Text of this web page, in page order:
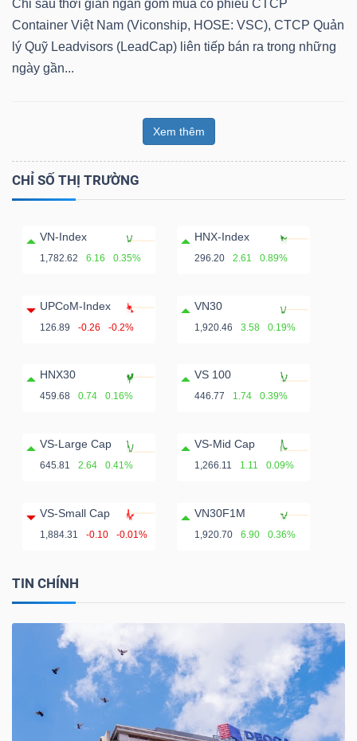
Chỉ sau thời gian ngắn gom mua cổ phiếu CTCP
Container Việt Nam (Viconship, HOSE: VSC), CTCP Quản
lý Quỹ Leadvisors (LeadCap) liên tiếp bán ra trong những
ngày gần...
Xem thêm
CHỈ SỐ THỊ TRƯỜNG
VN-Index
1,782.62 6.16 0.35%
HNX-Index
296.20 2.61 0.89%
UPCoM-Index
126.89 -0.26 -0.2%
VN30
1,920.46 3.58 0.19%
HNX30
459.68 0.74 0.16%
VS 100
446.77 1.74 0.39%
VS-Large Cap
645.81 2.64 0.41%
VS-Mid Cap
1,266.11 1.11 0.09%
VS-Small Cap
1,884.31 -0.10 -0.01%
VN30F1M
1,920.70 6.90 0.36%
TIN CHÍNH